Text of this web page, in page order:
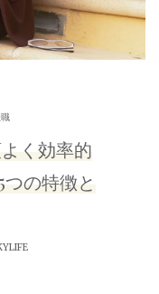
く効率的
の特徴と